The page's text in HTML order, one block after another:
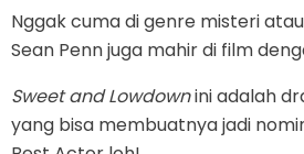
Nggak cuma di genre misteri
Sean Penn juga mahir di film
Sweet and Lowdownini adalah
yang bisa membuatnya jadi